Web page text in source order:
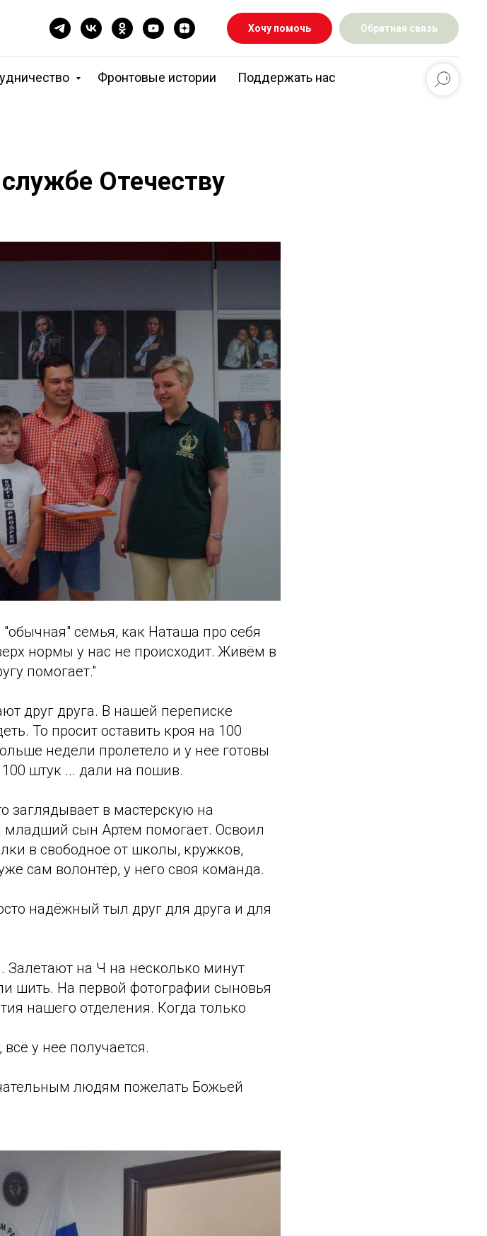
Хочу помочь Обратная связь
Фронтовые истории Поддержать нас
Отечеству
семья, как Наташа про себя
нормы у нас не происходит. Живём в
помогает."
друг друга. В нашей переписке
То просит оставить кроя на 100
недели пролетело и у нее готовы
штук ... дали на пошив.
в мастерскую на
младший сын Артем помогает. Освоил
в свободное от школы, кружков,
сам волонтёр, у него своя команда.
надёжный тыл друг для друга и для
Залетают на Ч на несколько минут
шить. На первой фотографии сыновья
нашего отделения. Когда только
у нее получается.
людям пожелать Божьей